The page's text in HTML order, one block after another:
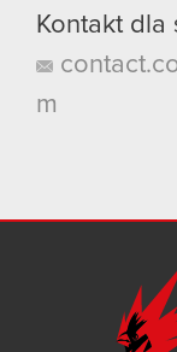
Kontakt dla
m